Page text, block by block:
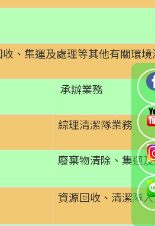
、集運及處理等其他有關環
承辦業務
綜理清潔隊業務
廢棄物清除、集運
資源回收、清潔隊